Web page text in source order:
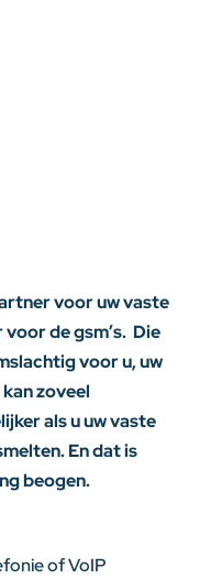
voor uw vaste
de gsm’s. Die
voor u, uw
zoveel
als u uw vaste
En dat is
beogen.
of VoIP